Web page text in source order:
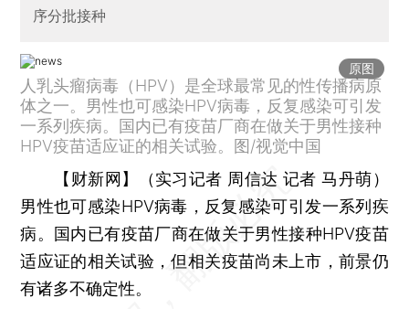
序分批接种
原图
人乳头瘤病毒（HPV）是全球最常见的性传播病原
体之一。男性也可感染HPV病毒，反复感染可引发
一系列疾病。国内已有疫苗厂商在做关于男性接种
HPV疫苗适应证的相关试验。图/视觉中国
【财新网】（实习记者 周信达 记者 马丹萌）
男性也可感染HPV病毒，反复感染可引发一系列疾
病。国内已有疫苗厂商在做关于男性接种HPV疫苗
适应证的相关试验，但相关疫苗尚未上市，前景仍
有诸多不确定性。